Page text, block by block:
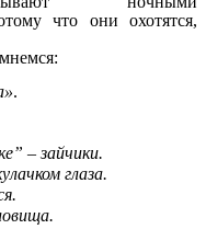
что они охотятся,
.
– зайчики.
глаза.